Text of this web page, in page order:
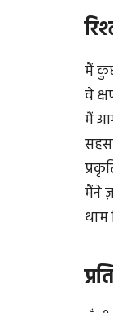
मैं
वे
मैं
मैंने
थाम